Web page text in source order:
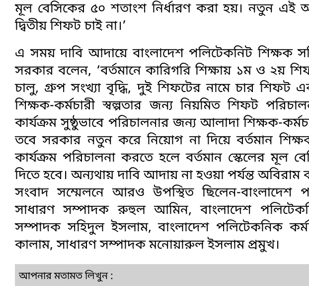
মূল বেসিকের ৫০ শতাংশ নির্ধারণ করা হয়। নতুন
দ্বিতীয় শিফট চাই না।’
এ সময় দাবি আদায়ে বাংলাদেশ পলিটেকনিট শিক্ষক
সরকার বলেন, ‘বর্তমানে কারিগরি শিক্ষায় ১ম ও ২য়
চালু, গ্রুপ সংখ্যা বৃদ্ধি, দুই শিফটের নামে চার শিফট
শিক্ষক-কর্মচারী স্বল্পতার জন্য নিয়মিত শিফট
কার্যক্রম সুষ্ঠুভাবে পরিচালনার জন্য আলাদা শিক্ষক-
তবে সরকার নতুন করে নিয়োগ না দিয়ে বর্তমান
কার্যক্রম পরিচালনা করতে হলে বর্তমান স্কেলের মূল
দিতে হবে। অন্যথায় দাবি আদায় না হওয়া পর্যন্ত অবিরাম
সংবাদ সম্মেলনে আরও উপস্থিত ছিলেন-বাংলাদেশ
সাধারণ সম্পাদক রুহুল আমিন, বাংলাদেশ
সম্পাদক সহিদুল ইসলাম, বাংলাদেশ পলিটেকনিক
কালাম, সাধারণ সম্পাদক মনোয়ারুল ইসলাম প্রমুখ।
আপনার মতামত লিখুন :